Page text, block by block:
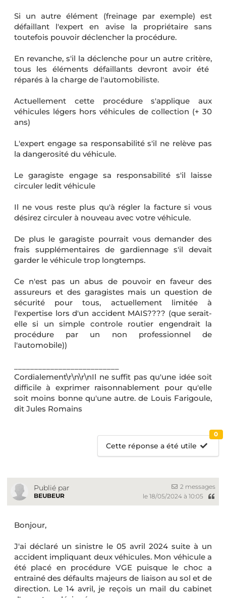
Si un autre élément (freinage par exemple) est
défaillant l'expert en avise la propriétaire sans
toutefois pouvoir déclencher la procédure.
En revanche, s'il la déclenche pour un autre critère,
tous les éléments défaillants devront avoir été
réparés à la charge de l'automobiliste.
Actuellement cette procédure s'applique aux
véhicules légers hors véhicules de collection (+ 30
ans)
L'expert engage sa responsabilité s'il ne relève pas
la dangerosité du véhicule.
Le garagiste engage sa responsabilité s'il laisse
circuler ledit véhicule
Il ne vous reste plus qu'à régler la facture si vous
désirez circuler à nouveau avec votre véhicule.
De plus le garagiste pourrait vous demander des
frais supplémentaires de gardiennage s'il devait
garder le véhicule trop longtemps.
Ce n'est pas un abus de pouvoir en faveur des
assureurs et des garagistes mais un question de
sécurité pour tous, actuellement limitée à
l'expertise lors d'un accident MAIS???? (que serait-
elle si un simple controle routier engendrait la
procédure par un non professionnel de
l'automobile))
Cordialement\r\n\r\nIl ne suffit pas qu'une idée soit
difficile à exprimer raisonnablement pour qu'elle
soit moins bonne qu'une autre. de Louis Farigoule,
dit Jules Romains
Cette réponse a été utile
0
Publié par
BEUBEUR
2 messages
le 18/05/2024 à 10:05
Bonjour,
J'ai déclaré un sinistre le 05 avril 2024 suite à un
accident impliquant deux véhicules. Mon véhicule a
été placé en procédure VGE puisque le choc a
entrainé des défaults majeurs de liaison au sol et de
direction. Le 14 avril, je reçois un mail du cabinet